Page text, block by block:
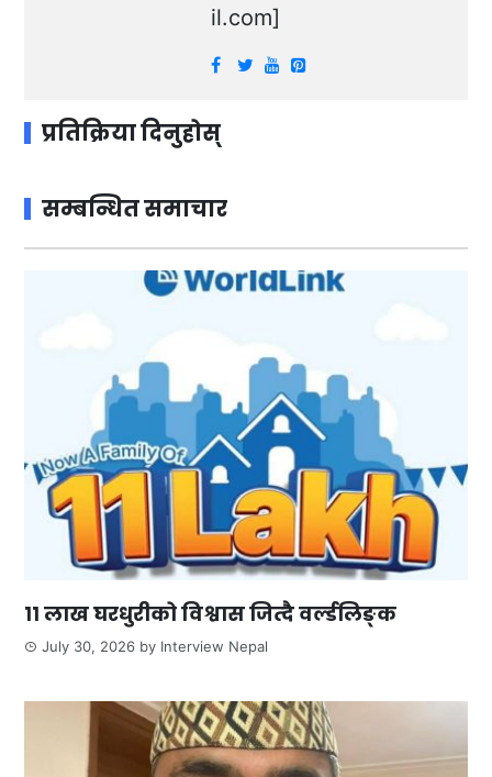
il.com]
प्रतिक्रिया दिनुहोस्
सम्बन्धित समाचार
११ लाख घरधुरीको विश्वास जित्दै वर्ल्डलिङ्क
July 30, 2026 by Interview Nepal